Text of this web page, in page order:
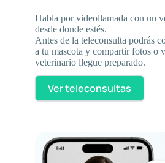
Habla por videollamada con un
desde donde estés.
Antes de la teleconsulta podrás
a tu mascota y compartir fotos o
veterinario llegue preparado.
Ver teleconsultas